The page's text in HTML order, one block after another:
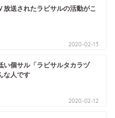
放送されたラビサルの活動がこ
2020-02-13
い個サル「ラビサルタカラヅ
な人です
2020-02-12